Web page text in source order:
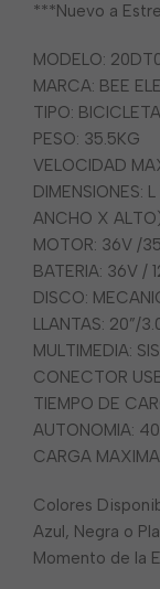
***Nuevo a
MODELO:
MARCA: BEE
TIPO:
PESO: 35.5KG
VELOCIDAD
DIMENSIONES:
ANCHO X
MOTOR: 36V /
BATERIA: 36V /
DISCO:
LLANTAS: 20”/
MULTIMEDIA:
CONECTOR
TIEMPO DE
AUTONOMIA:
CARGA
Colores
Azul, Negra o
Momento de la